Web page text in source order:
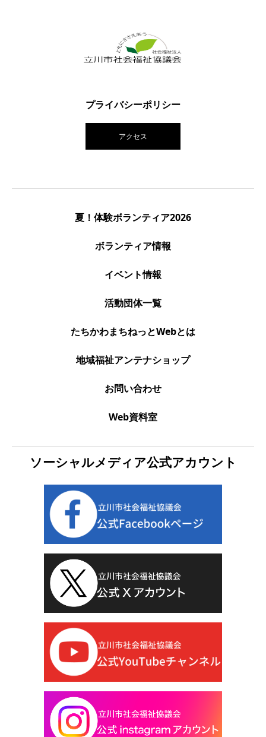
プライバシーポリシー
アクセス
夏！体験ボランティア2026
ボランティア情報
イベント情報
活動団体一覧
たちかわまちねっとWebとは
地域福祉アンテナショップ
お問い合わせ
Web資料室
ソーシャルメディア公式アカウント